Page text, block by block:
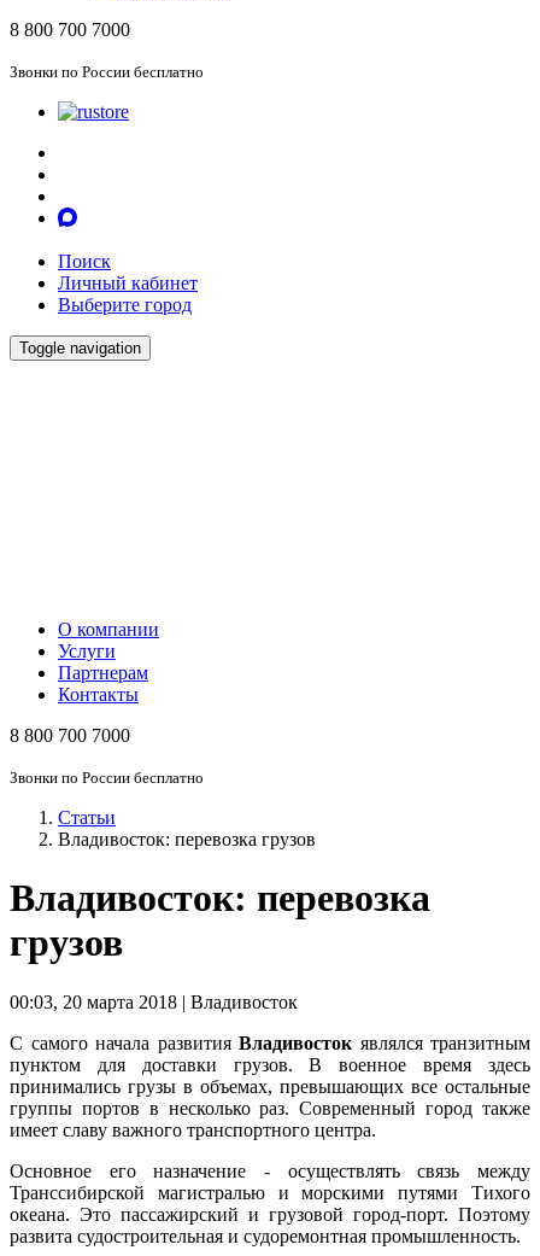
8 800 700 7000
Звонки по России бесплатно
Поиск
Личный кабинет
Выберите город
Toggle navigation
О компании
Услуги
Партнерам
Контакты
8 800 700 7000
Звонки по России бесплатно
Статьи
Владивосток: перевозка грузов
Владивосток: перевозка
грузов
00:03, 20 марта 2018 | Владивосток
С самого начала развития Владивосток являлся транзитным
пунктом для доставки грузов. В военное время здесь
принимались грузы в объемах, превышающих все остальные
группы портов в несколько раз. Современный город также
имеет славу важного транспортного центра.
Основное его назначение - осуществлять связь между
Транссибирской магистралью и морскими путями Тихого
океана. Это пассажирский и грузовой город-порт. Поэтому
развита судостроительная и судоремонтная промышленность.